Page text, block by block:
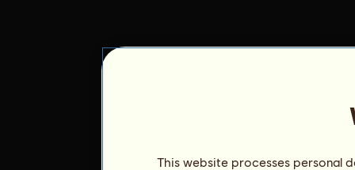
This website processes personal